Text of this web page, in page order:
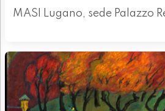
MASI Lugano, sede Palazzo